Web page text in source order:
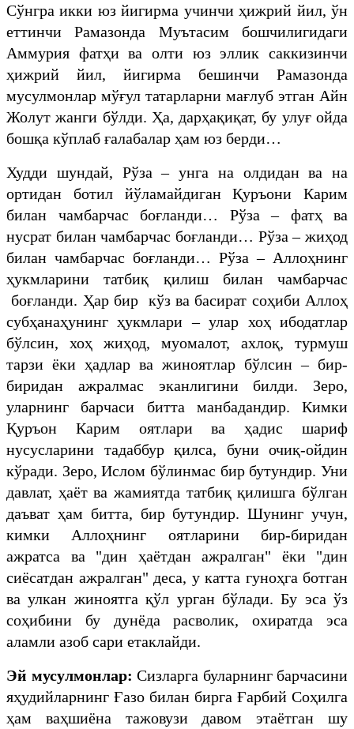
Сўнгра икки юз йигирма учинчи ҳижрий йил, ўн
еттинчи Рамазонда Муътасим бошчилигидаги
Аммурия фатҳи ва олти юз эллик саккизинчи
ҳижрий йил, йигирма бешинчи Рамазонда
мусулмонлар мўғул татарларни мағлуб этган Айн
Жолут жанги бўлди. Ҳа, дарҳақиқат, бу улуғ ойда
бошқа кўплаб ғалабалар ҳам юз берди…
Худди шундай, Рўза – унга на олдидан ва на
ортидан ботил йўламайдиган Қуръони Карим
билан чамбарчас боғланди… Рўза – фатҳ ва
нусрат билан чамбарчас боғланди… Рўза – жиҳод
билан чамбарчас боғланди… Рўза – Аллоҳнинг
ҳукмларини татбиқ қилиш билан чамбарчас
боғланди. Ҳар бир кўз ва басират соҳиби Аллоҳ
субҳанаҳунинг ҳукмлари – улар хоҳ ибодатлар
бўлсин, хоҳ жиҳод, муомалот, ахлоқ, турмуш
тарзи ёки ҳадлар ва жиноятлар бўлсин – бир-
биридан ажралмас эканлигини билди. Зеро,
уларнинг барчаси битта манбадандир. Кимки
Қуръон Карим оятлари ва ҳадис шариф
нусусларини тадаббур қилса, буни очиқ-ойдин
кўради. Зеро, Ислом бўлинмас бир бутундир. Уни
давлат, ҳаёт ва жамиятда татбиқ қилишга бўлган
даъват ҳам битта, бир бутундир. Шунинг учун,
кимки Аллоҳнинг оятларини бир-биридан
ажратса ва "дин ҳаётдан ажралган" ёки "дин
сиёсатдан ажралган" деса, у катта гуноҳга ботган
ва улкан жиноятга қўл урган бўлади. Бу эса ўз
соҳибини бу дунёда расволик, охиратда эса
аламли азоб сари етаклайди.
Эй мусулмонлар: Сизларга буларнинг барчасини
яҳудийларнинг Ғазо билан бирга Ғарбий Соҳилга
ҳам ваҳшиёна тажовузи давом этаётган шу